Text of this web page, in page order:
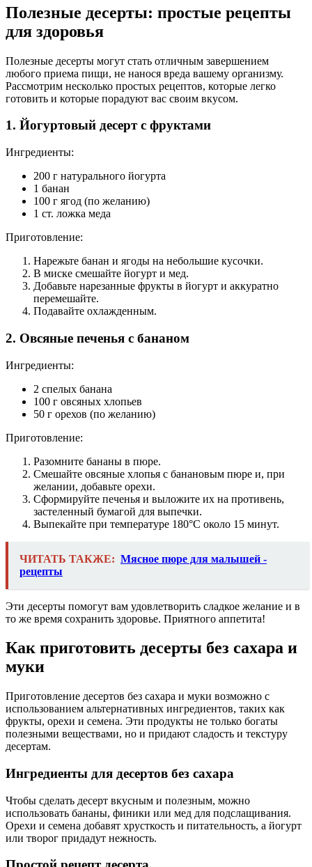
Полезные десерты: простые рецепты
для здоровья
Полезные десерты могут стать отличным завершением
любого приема пищи, не нанося вреда вашему организму.
Рассмотрим несколько простых рецептов, которые легко
готовить и которые порадуют вас своим вкусом.
1. Йогуртовый десерт с фруктами
Ингредиенты:
200 г натурального йогурта
1 банан
100 г ягод (по желанию)
1 ст. ложка меда
Приготовление:
Нарежьте банан и ягоды на небольшие кусочки.
В миске смешайте йогурт и мед.
Добавьте нарезанные фрукты в йогурт и аккуратно
перемешайте.
Подавайте охлажденным.
2. Овсяные печенья с бананом
Ингредиенты:
2 спелых банана
100 г овсяных хлопьев
50 г орехов (по желанию)
Приготовление:
Разомните бананы в пюре.
Смешайте овсяные хлопья с банановым пюре и, при
желании, добавьте орехи.
Сформируйте печенья и выложите их на противень,
застеленный бумагой для выпечки.
Выпекайте при температуре 180°C около 15 минут.
ЧИТАТЬ ТАКЖЕ: Мясное пюре для малышей -
рецепты
Эти десерты помогут вам удовлетворить сладкое желание и в
то же время сохранить здоровье. Приятного аппетита!
Как приготовить десерты без сахара и
муки
Приготовление десертов без сахара и муки возможно с
использованием альтернативных ингредиентов, таких как
фрукты, орехи и семена. Эти продукты не только богаты
полезными веществами, но и придают сладость и текстуру
десертам.
Ингредиенты для десертов без сахара
Чтобы сделать десерт вкусным и полезным, можно
использовать бананы, финики или мед для подслащивания.
Орехи и семена добавят хрусткость и питательность, а йогурт
или творог придадут нежность.